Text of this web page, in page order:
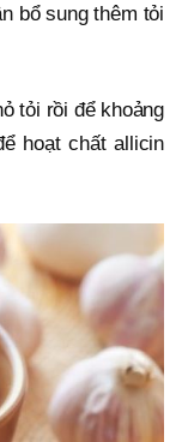
bổ sung thêm tỏi
tỏi rồi để khoảng
hoạt chất allicin